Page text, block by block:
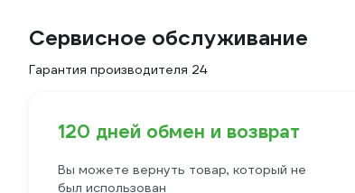
Сервисное обслуживание
Гарантия производителя 24
120 дней обмен и возврат
Вы можете вернуть товар, который не
был использован